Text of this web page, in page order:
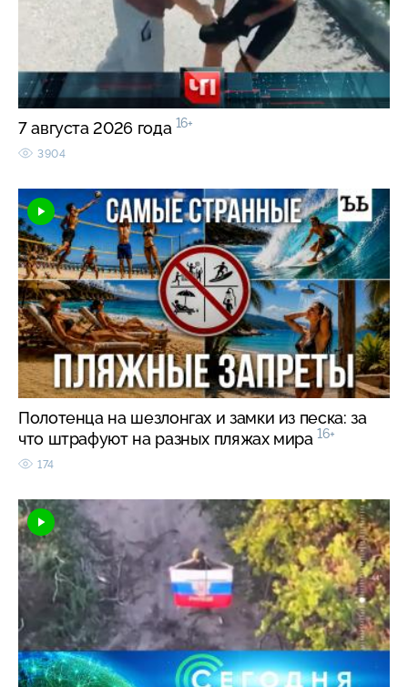
7 августа 2026 года 16+
3904
Полотенца на шезлонгах и замки из песка: за
что штрафуют на разных пляжах мира 16+
174